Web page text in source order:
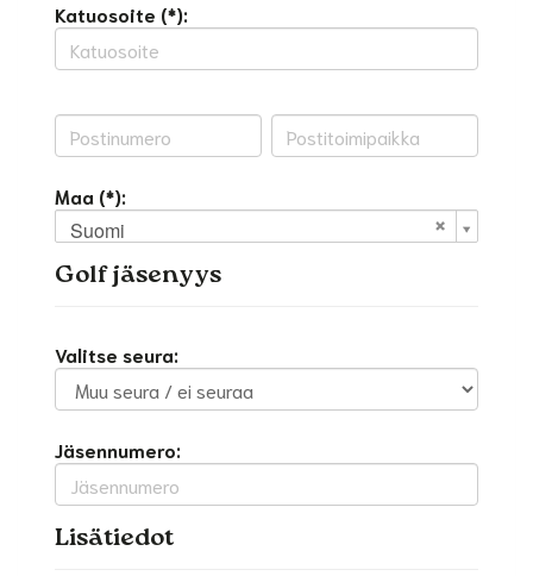
Katuosoite (*):
Maa (*):
Suomi
Golf jäsenyys
Valitse seura:
Jäsennumero:
Lisätiedot